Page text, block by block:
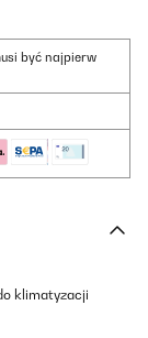
być najpierw
klimatyzacji